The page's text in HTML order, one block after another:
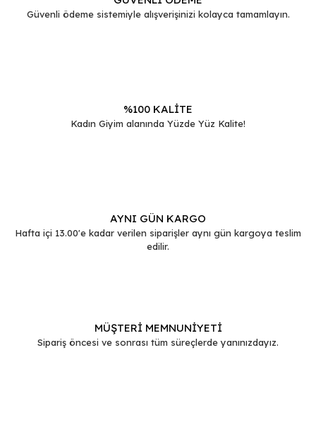
Ürün bilgilerinde hatalar bulunuyor.
Güvenli ödeme sistemiyle alışverişinizi kolayca tamamlayın.
%100 KALİTE
Kadın Giyim alanında Yüzde Yüz Kalite!
AYNI GÜN KARGO
Hafta içi 13.00'e kadar verilen siparişler aynı gün kargoya teslim
edilir.
MÜŞTERİ MEMNUNİYETİ
Sipariş öncesi ve sonrası tüm süreçlerde yanınızdayız.